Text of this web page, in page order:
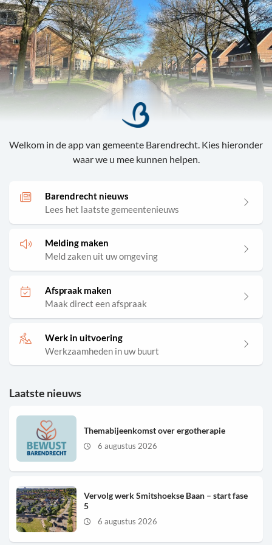
Barendrecht PWA
Welkom in de app van gemeente Barendrecht. Kies hieronder
waar we u mee kunnen helpen.
Barendrecht nieuws
Lees het laatste gemeentenieuws
Melding maken
Meld zaken uit uw omgeving
Afspraak maken
Maak direct een afspraak
Werk in uitvoering
Werkzaamheden in uw buurt
Laatste nieuws
Themabijeenkomst over ergotherapie
6 augustus 2026
Vervolg werk Smitshoekse Baan – start fase
5
6 augustus 2026